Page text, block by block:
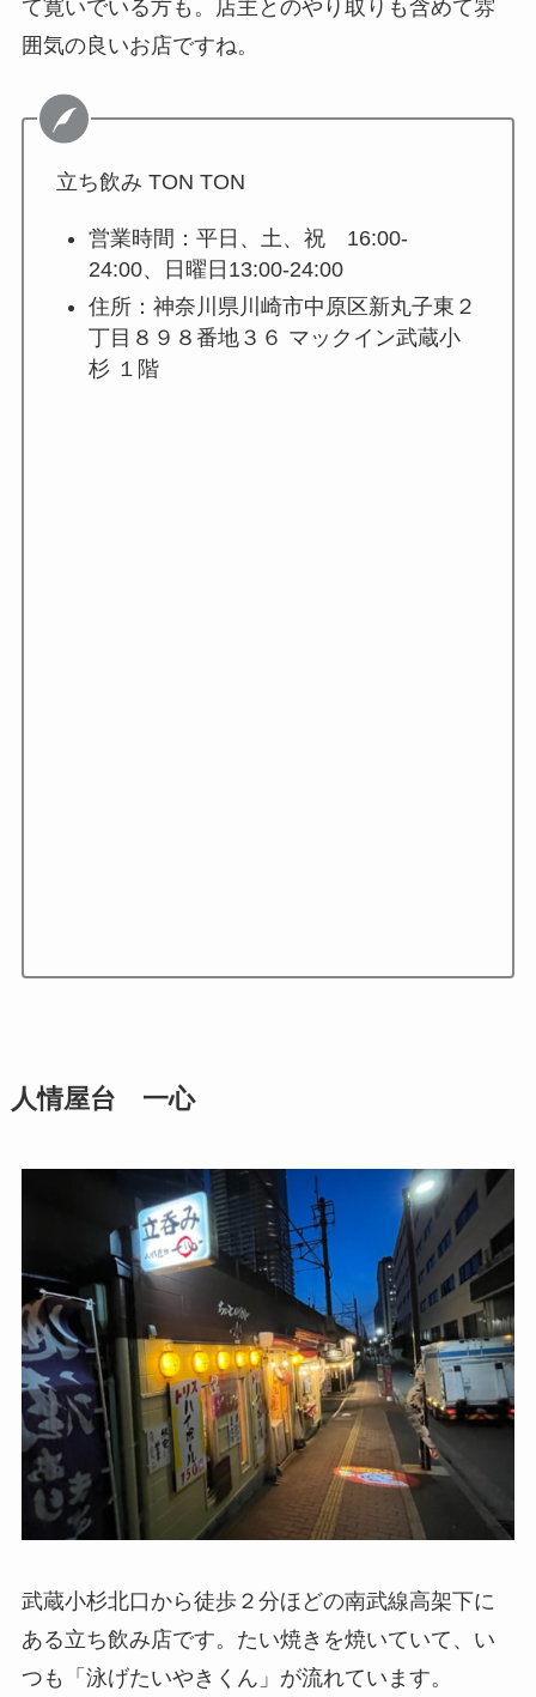
て寛いでいる方も。店主とのやり取りも含めて雰
囲気の良いお店ですね。
立ち飲み TON TON
営業時間：平日、土、祝 16:00-
24:00、日曜日13:00-24:00
住所：神奈川県川崎市中原区新丸子東２
丁目８９８番地３６ マックイン武蔵小
杉 １階
人情屋台 一心
武蔵小杉北口から徒歩２分ほどの南武線高架下に
ある立ち飲み店です。たい焼きを焼いていて、い
つも「泳げたいやきくん」が流れています。